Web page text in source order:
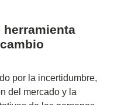
por la incertidumbre,
del mercado y la